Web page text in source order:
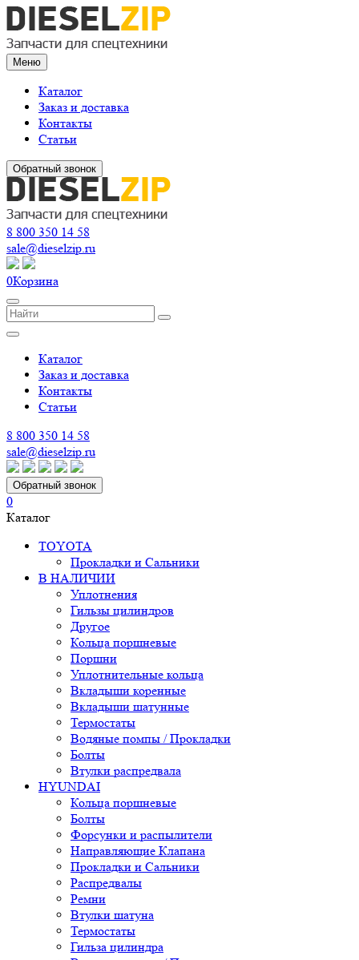
Меню
Каталог
Заказ и доставка
Контакты
Статьи
Обратный звонок
8 800 350 14 58
sale@dieselzip.ru
0Корзина
Каталог
Заказ и доставка
Контакты
Статьи
8 800 350 14 58
sale@dieselzip.ru
Обратный звонок
0
Каталог
TOYOTA
Прокладки и Сальники
В НАЛИЧИИ
Уплотнения
Гильзы цилиндров
Другое
Кольца поршневые
Поршни
Уплотнительные кольца
Вкладыши коренные
Вкладыши шатунные
Термостаты
Водяные помпы / Прокладки
Болты
Втулки распредвала
HYUNDAI
Кольца поршневые
Болты
Форсунки и распылители
Направляющие Клапана
Прокладки и Сальники
Распредвалы
Ремни
Втулки шатуна
Термостаты
Гильза цилиндра